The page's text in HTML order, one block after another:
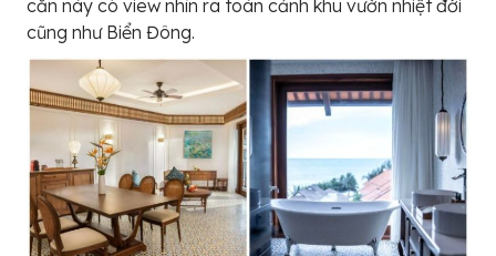
căn này có view nhìn ra toàn cảnh khu vườn nhiệt đới
cũng như Biển Đông.